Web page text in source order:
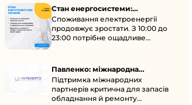
електроприладами 10:00–23:00.
Стан енергосистеми:
споживання зростає
Споживання електроенергії
продовжує зростати. З 10:00 до
23:00 потрібне ощадливе
енергоспоживання, а
перенести на нічні години.
Павленко: міжнародна
підтримка для стійкості
енергосистеми
Підтримка міжнародних
партнерів критична для запасів
обладнання й ремонту